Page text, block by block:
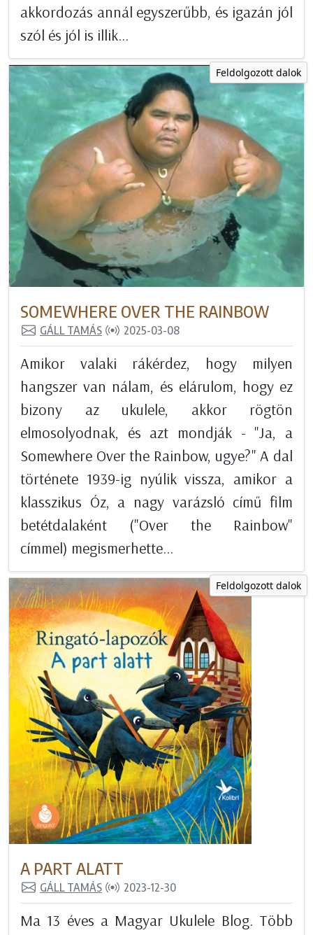
akkordozás annál egyszerűbb, és igazán jól
szól és jól is illik...
Feldolgozott dalok
SOMEWHERE OVER THE RAINBOW
GÁLL TAMÁS 2025-03-08
Amikor valaki rákérdez, hogy milyen
hangszer van nálam, és elárulom, hogy ez
bizony az ukulele, akkor rögtön
elmosolyodnak, és azt mondják - "Ja, a
Somewhere Over the Rainbow, ugye?" A dal
története 1939-ig nyúlik vissza, amikor a
klasszikus Óz, a nagy varázsló című film
betétdalaként ("Over the Rainbow"
címmel) megismerhette...
Feldolgozott dalok
A PART ALATT
GÁLL TAMÁS 2023-12-30
Ma 13 éves a Magyar Ukulele Blog. Több